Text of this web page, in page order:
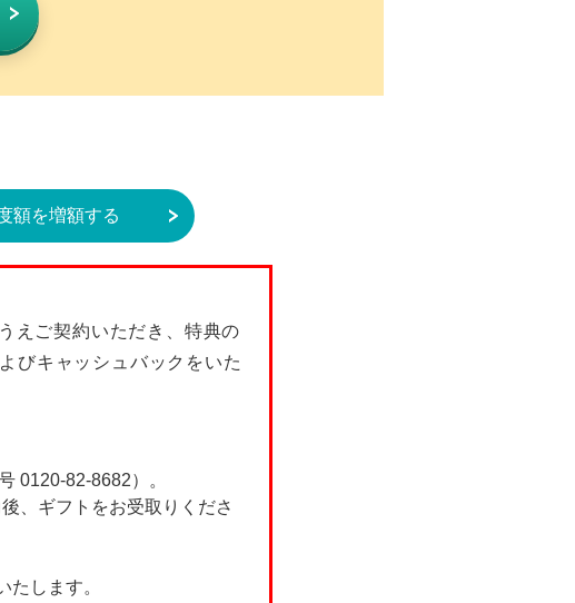
額を増額する
えご契約いただき、特典の
びキャッシュバックをいた
0120-82-8682）。
、ギフトをお受取りくださ
します。